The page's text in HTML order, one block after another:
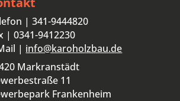
| 341-9444820
| 0341-9412230
| info@karoholzbau.de
Markranstädt
11
Frankenheim